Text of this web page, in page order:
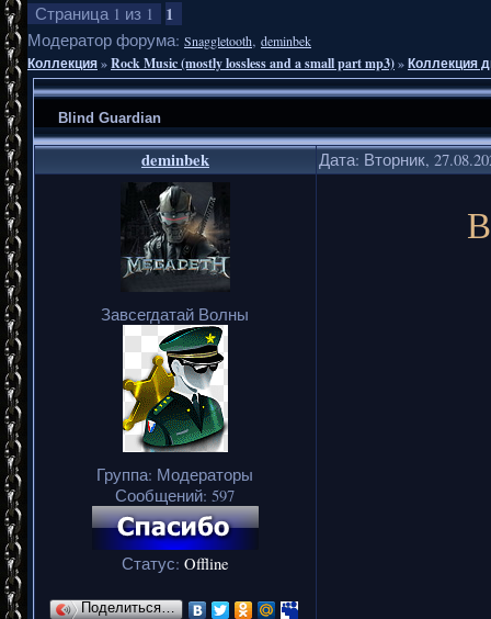
Страница 1 из 1 1
Модератор форума: Snaggletooth, deminbek
Коллекция»Rock Music (mostly lossless and a small part mp3)»Коллекция
Blind Guardian
deminbek Дата: Вторник,
Завсегдатай Волны
Группа: Модераторы
Сообщений: 597
Статус: Offline
Поделиться…